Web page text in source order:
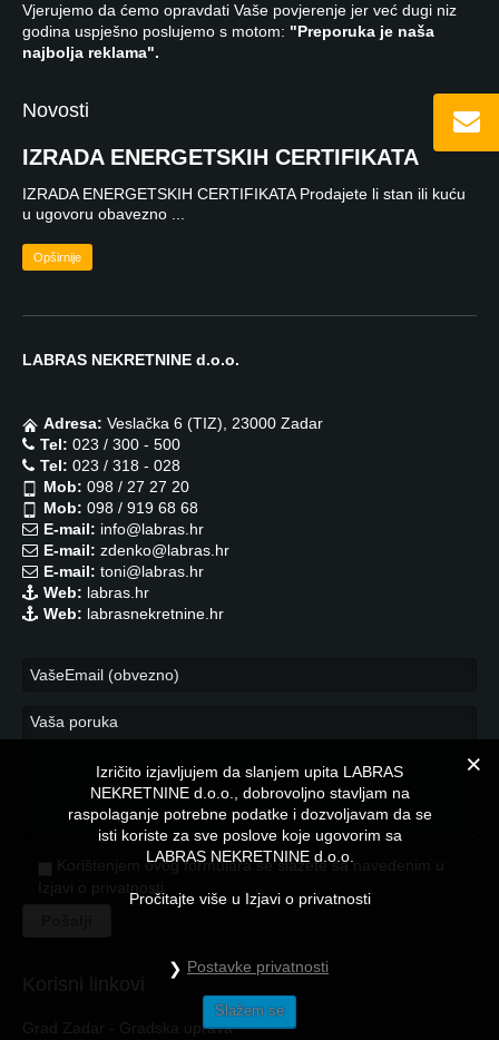
Vjerujemo da ćemo opravdati Vaše povjerenje jer već dugi niz
godina uspješno poslujemo s motom: "Preporuka je naša
najbolja reklama".
Novosti
IZRADA ENERGETSKIH CERTIFIKATA
IZRADA ENERGETSKIH CERTIFIKATA Prodajete li stan ili kuću
u ugovoru obavezno ...
Opširnije
LABRAS NEKRETNINE d.o.o.
Adresa: Veslačka 6 (TIZ), 23000 Zadar
Tel: 023 / 300 - 500
Tel: 023 / 318 - 028
Mob: 098 / 27 27 20
Mob: 098 / 919 68 68
E-mail: info@labras.hr
E-mail: zdenko@labras.hr
E-mail: toni@labras.hr
Web: labras.hr
Web: labrasnekretnine.hr
Korištenjem ovog formulara se slažete sa navedenim u
Grad Zadar - Gradska uprava
Izričito izjavljujem da slanjem upita LABRAS
NEKRETNINE d.o.o., dobrovoljno stavljam na
raspolaganje potrebne podatke i dozvoljavam da se
isti koriste za sve poslove koje ugovorim sa
LABRAS NEKRETNINE d.o.o.
Pročitajte više u Izjavi o privatnosti
Postavke privatnosti
Slažem se